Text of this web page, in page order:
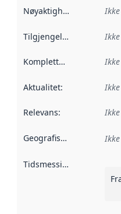
Nøyaktighet
Tilgjengelighet
Kompletthet
Aktualitet:
Relevans:
Geografisk avgrensning :
Tidsmessig avgrensning